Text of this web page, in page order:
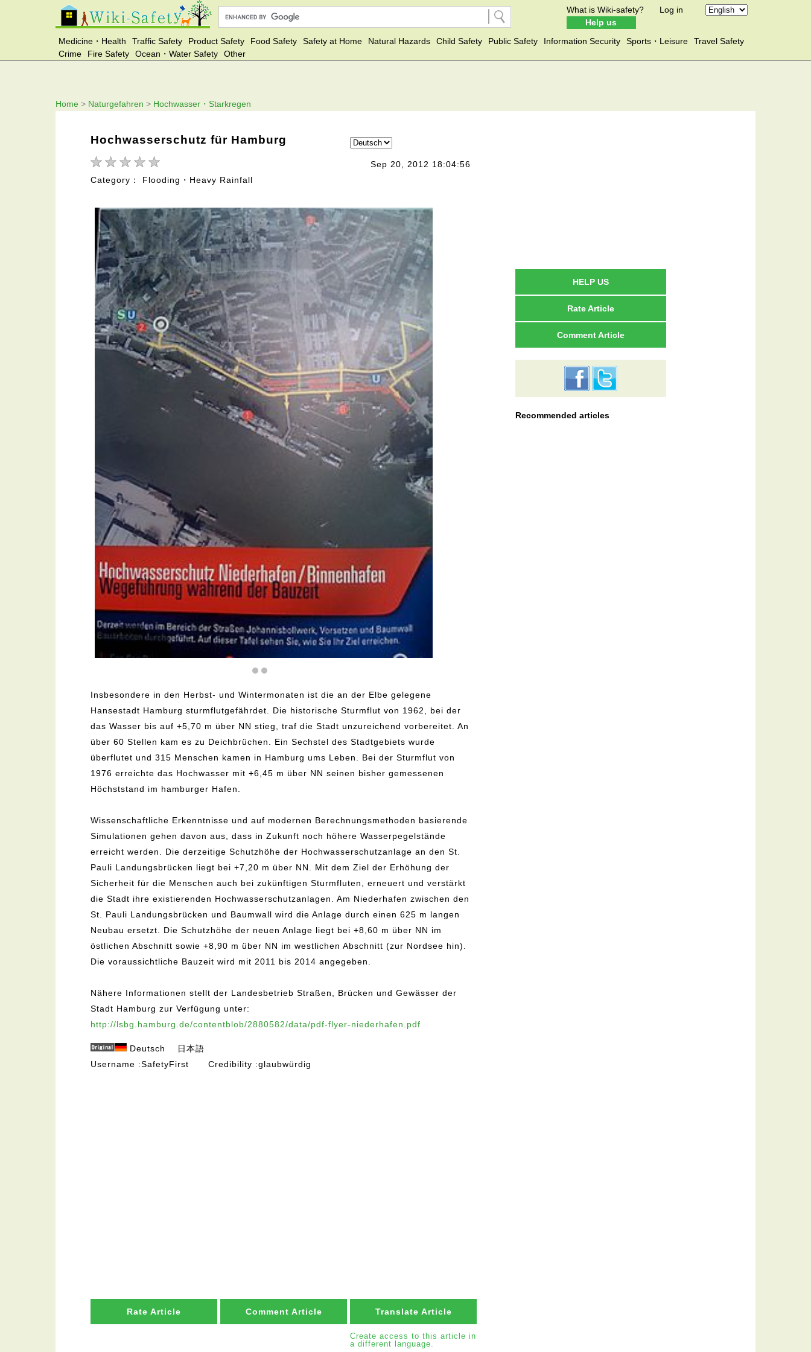
What is Wiki-safety?
Help us
Log in
Medicine・Health Traffic Safety Product Safety Food Safety Safety at Home Natural Hazards Child Safety Public Safety Information Security Sports・Leisure
Travel Safety
Crime
Fire Safety Ocean・Water Safety Other
Home > Naturgefahren > Hochwasser・Starkregen
Hochwasserschutz für Hamburg
Sep 20, 2012 18:04:56
Category： Flooding・Heavy Rainfall
Insbesondere in den Herbst- und Wintermonaten ist die an der Elbe gelegene
Hansestadt Hamburg sturmflutgefährdet. Die historische Sturmflut von 1962, bei der
das Wasser bis auf +5,70 m über NN stieg, traf die Stadt unzureichend vorbereitet. An
über 60 Stellen kam es zu Deichbrüchen. Ein Sechstel des Stadtgebiets wurde
überflutet und 315 Menschen kamen in Hamburg ums Leben. Bei der Sturmflut von
1976 erreichte das Hochwasser mit +6,45 m über NN seinen bisher gemessenen
Höchststand im hamburger Hafen.
Wissenschaftliche Erkenntnisse und auf modernen Berechnungsmethoden basierende
Simulationen gehen davon aus, dass in Zukunft noch höhere Wasserpegelstände
erreicht werden. Die derzeitige Schutzhöhe der Hochwasserschutzanlage an den St.
Pauli Landungsbrücken liegt bei +7,20 m über NN. Mit dem Ziel der Erhöhung der
Sicherheit für die Menschen auch bei zukünftigen Sturmfluten, erneuert und verstärkt
die Stadt ihre existierenden Hochwasserschutzanlagen. Am Niederhafen zwischen den
St. Pauli Landungsbrücken und Baumwall wird die Anlage durch einen 625 m langen
Neubau ersetzt. Die Schutzhöhe der neuen Anlage liegt bei +8,60 m über NN im
östlichen Abschnitt sowie +8,90 m über NN im westlichen Abschnitt (zur Nordsee hin).
Die voraussichtliche Bauzeit wird mit 2011 bis 2014 angegeben.
Nähere Informationen stellt der Landesbetrieb Straßen, Brücken und Gewässer der
Stadt Hamburg zur Verfügung unter:
http://lsbg.hamburg.de/contentblob/2880582/data/pdf-flyer-niederhafen.pdf
Deutsch
日本語
Username
SafetyFirst Credibility glaubwürdig
Rate Article Comment Article Translate Article
Create access to this article in
a different language.
HELP US
Rate Article
Comment Article
Recommended articles